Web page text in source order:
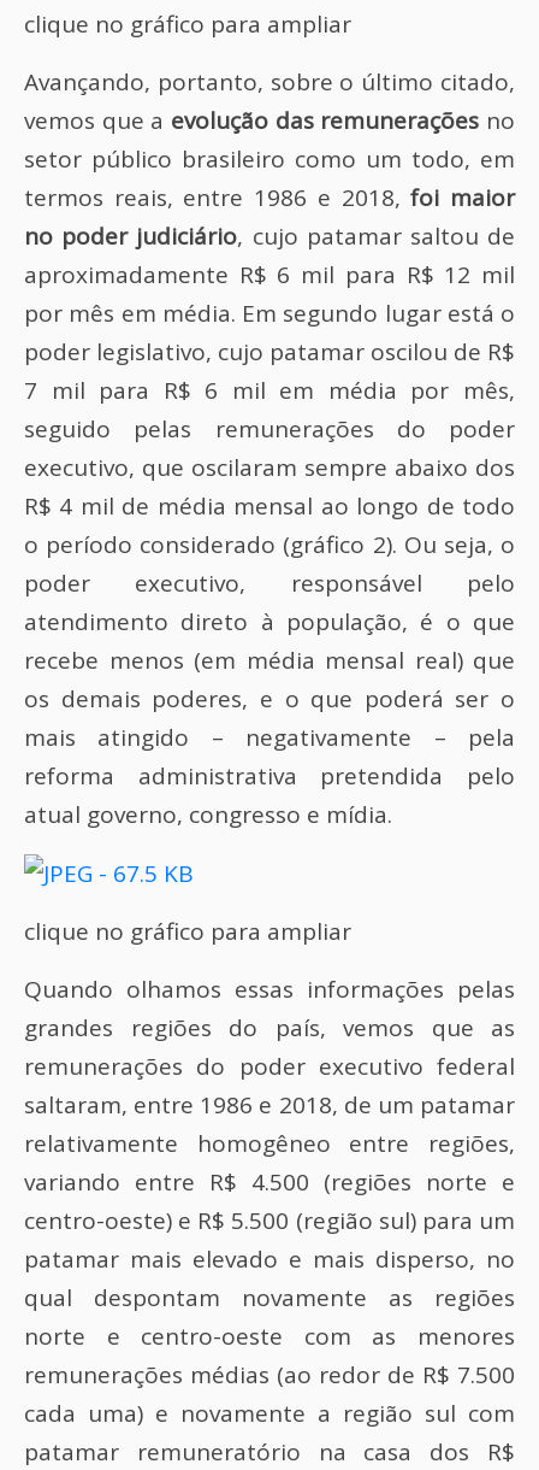
clique no gráfico para ampliar
Avançando, portanto, sobre o último citado,
vemos que a evolução das remunerações no
setor público brasileiro como um todo, em
termos reais, entre 1986 e 2018,foi maior
no poder judiciário, cujo patamar saltou de
aproximadamente R$ 6 mil para R$ 12 mil
por mês em média. Em segundo lugar está o
poder legislativo, cujo patamar oscilou de R$
7 mil para R$ 6 mil em média por mês,
seguido pelas remunerações do poder
executivo, que oscilaram sempre abaixo dos
R$ 4 mil de média mensal ao longo de todo
o período considerado (gráfico 2). Ou seja, o
poder executivo, responsável pelo
atendimento direto à população, é o que
recebe menos (em média mensal real) que
os demais poderes, e o que poderá ser o
mais atingido – negativamente – pela
reforma administrativa pretendida pelo
atual governo, congresso e mídia.
clique no gráfico para ampliar
Quando olhamos essas informações pelas
grandes regiões do país, vemos que as
remunerações do poder executivo federal
saltaram, entre 1986 e 2018, de um patamar
relativamente homogêneo entre regiões,
variando entre R$ 4.500 (regiões norte e
centro-oeste) e R$ 5.500 (região sul) para um
patamar mais elevado e mais disperso, no
qual despontam novamente as regiões
norte e centro-oeste com as menores
remunerações médias (ao redor de R$ 7.500
cada uma) e novamente a região sul com
patamar remuneratório na casa dos R$